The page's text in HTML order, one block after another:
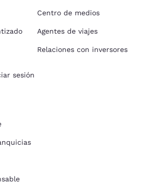
sesión
Centro de medios
Agentes de viajes
Relaciones con inversores